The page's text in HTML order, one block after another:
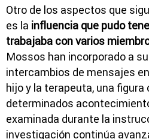
Otro de los aspectos que
es la influencia que pudo
trabajaba con varios
Mossos han incorporado a
intercambios de mensajes
hijo y la terapeuta, una
determinados
examinada durante la
investigación continúa